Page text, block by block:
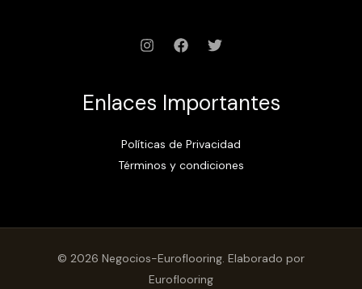
Enlaces Importantes
Políticas de Privacidad
Términos y condiciones
© 2026 Negocios-Euroflooring. Elaborado por
Euroflooring